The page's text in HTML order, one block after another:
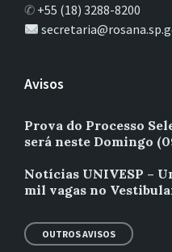
✆ +55 (18) 3288-8200
Avisos
Prova do Processo
será neste Domingo
Notícias UNIVESP –
mil vagas no
OUTROS AVISOS